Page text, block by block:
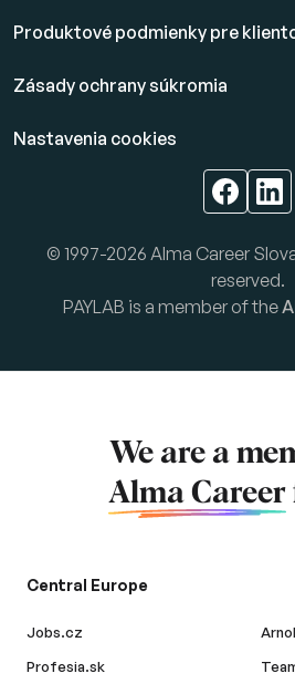
Produktové podmienky pre
Zásady ochrany súkromia
Nastavenia cookies
© 1997-2026 Alma Career
reserved.
PAYLAB is a member of the
We are a
Alma Career
Central Europe
Jobs.cz
Profesia.sk